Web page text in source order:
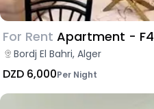
For Rent Apartment - F4
Bordj El Bahri, Alger
DZD 6,000Per Night